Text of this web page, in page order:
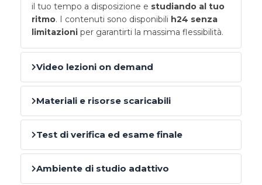
il tuo tempo a disposizione e studiando al tuo
ritmo. I contenuti sono disponibili h24 senza
limitazioni per garantirti la massima flessibilità.
Video lezioni on demand
Materiali e risorse scaricabili
Test di verifica ed esame finale
Ambiente di studio adattivo